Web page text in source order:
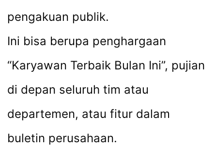
pengakuan publik.
Ini bisa berupa penghargaan
“Karyawan Terbaik Bulan Ini”, pujian
di depan seluruh tim atau
departemen, atau fitur dalam
buletin perusahaan.